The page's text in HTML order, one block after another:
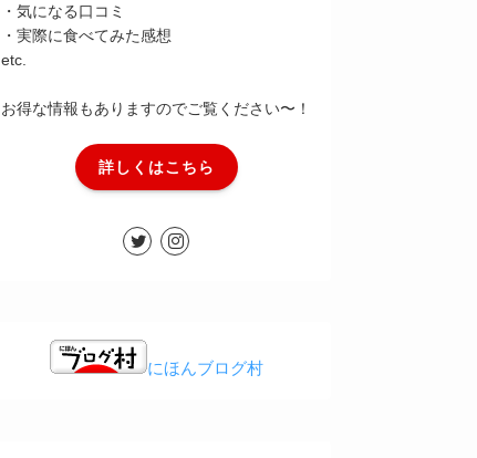
・気になる口コミ
・実際に食べてみた感想
etc.
お得な情報もありますのでご覧ください〜！
詳しくはこちら
にほんブログ村